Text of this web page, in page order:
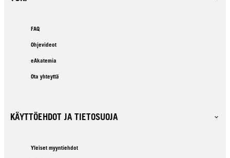
FAQ
Ohjevideot
eAkatemia
Ota yhteyttä
KÄYTTÖEHDOT JA TIETOSUOJA
Yleiset myyntiehdot